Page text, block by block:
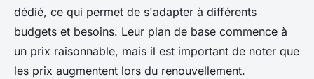
dédié, ce qui permet de s'adapter à différents
budgets et besoins. Leur plan de base commence à
un prix raisonnable, mais il est important de noter que
les prix augmentent lors du renouvellement.